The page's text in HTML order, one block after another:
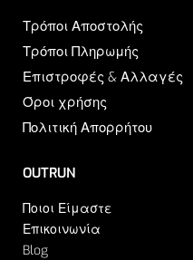
Τρόποι Αποστολής
Τρόποι Πληρωμής
Επιστροφές & Αλλαγές
Όροι χρήσης
Πολιτική Απορρήτου
OUTRUN
Ποιοι Είμαστε
Επικοινωνία
Blog